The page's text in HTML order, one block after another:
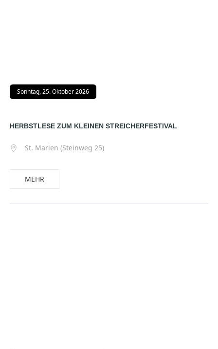
Sonntag, 25. Oktober 2026
HERBSTLESE ZUM KLEINEN STREICHERFESTIVAL
St. Marien (Steinweg 25)
MEHR